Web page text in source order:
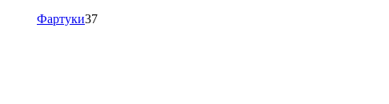
Фартуки37